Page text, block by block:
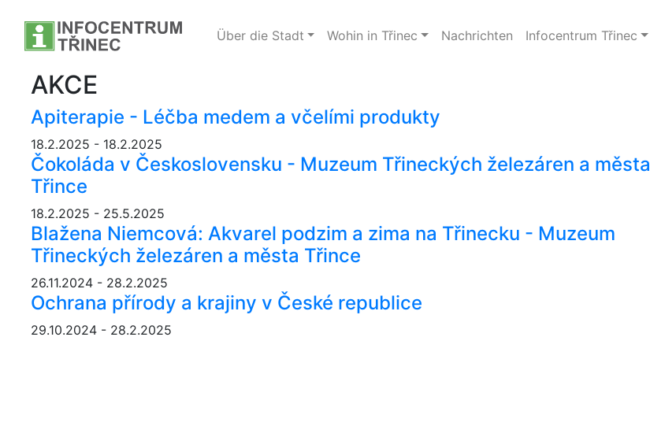
Über die Stadt Wohin in Třinec Nachrichten Infocentrum Třinec
AKCE
Apiterapie - Léčba medem a včelími produkty
18.2.2025 - 18.2.2025
Čokoláda v Československu - Muzeum Třineckých železáren a města
Třince
18.2.2025 - 25.5.2025
Blažena Niemcová: Akvarel podzim a zima na Třinecku - Muzeum
Třineckých železáren a města Třince
26.11.2024 - 28.2.2025
Ochrana přírody a krajiny v České republice
29.10.2024 - 28.2.2025